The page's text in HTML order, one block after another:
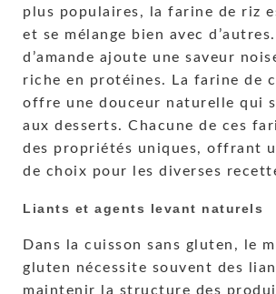
plus populaires, la farine de riz
et se mélange bien avec
d’amande ajoute une saveur
riche en protéines. La farine de
offre une douceur naturelle qui
aux desserts. Chacune de ces
des propriétés uniques, offrant
de choix pour les diverses
Liants et agents levant naturels
Dans la cuisson sans gluten, le
gluten nécessite souvent des
maintenir la structure des